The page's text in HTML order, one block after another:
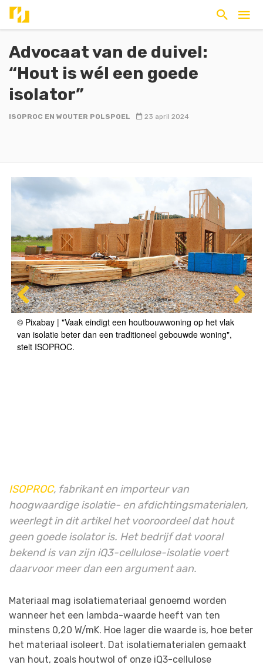
Advocaat van de duivel:
“Hout is wél een goede
isolator”
ISOPROC EN WOUTER POLSPOEL 23 april 2024
© Pixabay | "Vaak eindigt een houtbouwwoning op het vlak
van isolatie beter dan een traditioneel gebouwde woning",
stelt ISOPROC.
© ISOPROC | ISOPROC: "Dat isolatiematerialen gemaakt van
hout, zoals houtwol of onze iQ3-cellulose, goed isoleren,
behoeft geen betoog."
ISOPROC, fabrikant en importeur van
hoogwaardige isolatie- en afdichtingsmaterialen,
weerlegt in dit artikel het vooroordeel dat hout
geen goede isolator is. Het bedrijf dat vooral
bekend is van zijn iQ3-cellulose-isolatie voert
daarvoor meer dan een argument aan.
Materiaal mag isolatiemateriaal genoemd worden
wanneer het een lambda-waarde heeft van ten
minstens 0,20 W/mK. Hoe lager die waarde is, hoe beter
het materiaal isoleert. Dat isolatiematerialen gemaakt
van hout, zoals houtwol of onze iQ3-cellulose